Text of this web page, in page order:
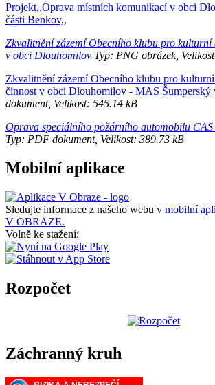
Projekt,,Oprava místních komunikací v obci
části Benkov,,
Zkvalitnění zázemí Obecního klubu pro kulturní
v obci Dlouhomilov Typ: PNG obrázek,
Zkvalitnění zázemí Obecního klubu pro
činnost v obci Dlouhomilov - MAS Šumperský
dokument, Velikost: 545.14 kB
Oprava speciálního požárního automobilu
Typ: PDF dokument, Velikost: 389.73 kB
Mobilní aplikace
Sledujte informace z našeho webu v mobilní
V OBRAZE.
Volně ke stažení:
Rozpočet
Záchranný kruh